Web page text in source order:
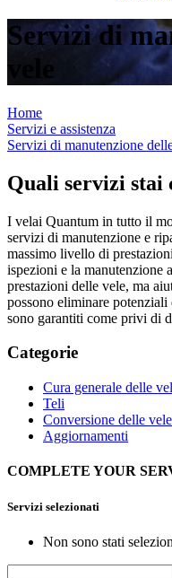
Servizi di
vele
Home
Servizi e assistenza
Servizi di manutenzione
Quali servizi stai
I velai Quantum in tutto il
servizi di manutenzione e
massimo livello di
ispezioni e la manutenzione
prestazioni delle vele, ma
possono eliminare
sono garantiti come privi di
Categorie
Cura generale delle
Teli
Conversione delle vele
Aggiornamenti
COMPLETE YOUR
Servizi selezionati
Non sono stati